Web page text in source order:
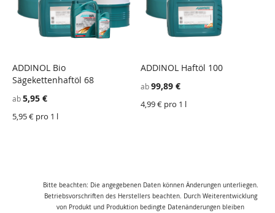
ADDINOL Bio
Sägekettenhaftöl 68
ab5,95 €
5,95 € pro 1 l
ADDINOL Haftöl 100
ab99,89 €
4,99 € pro 1 l
Bitte beachten: Die angegebenen Daten können Änderungen unterliegen.
Betriebsvorschriften des Herstellers beachten. Durch Weiterentwicklung
von Produkt und Produktion bedingte Datenänderungen bleiben